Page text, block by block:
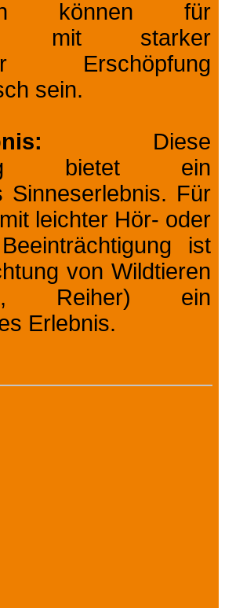
können für
mit starker
Erschöpfung
sein.
Diese
bietet ein
Sinneserlebnis. Für
leichter Hör- oder
ist
von Wildtieren
Reiher) ein
Erlebnis.